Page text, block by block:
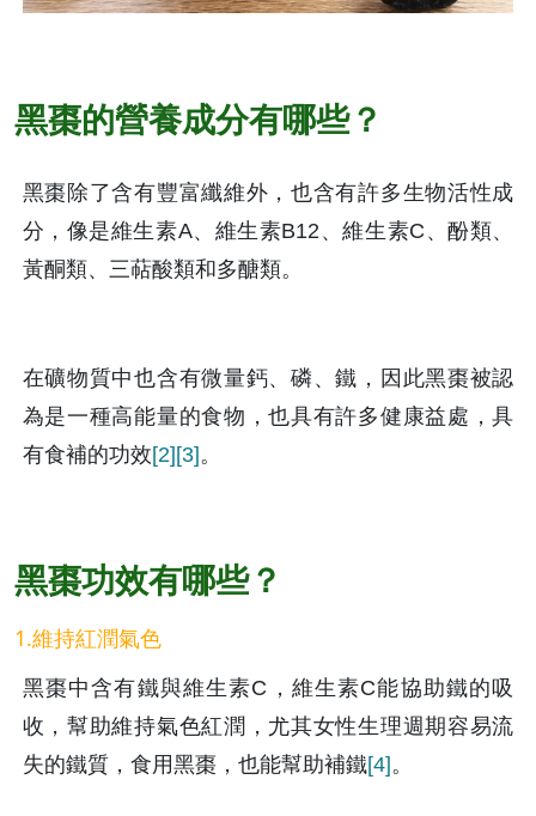
黑棗的營養成分有哪些？
黑棗除了含有豐富纖維外，也含有許多生物活性成
分，像是維生素A、維生素B12、維生素C、酚類、
黃酮類、三萜酸類和多醣類。
在礦物質中也含有微量鈣、磷、鐵，因此黑棗被認
為是一種高能量的食物，也具有許多健康益處，具
有食補的功效[2][3]。
黑棗功效有哪些？
1.維持紅潤氣色
黑棗中含有鐵與維生素C，維生素C能協助鐵的吸
收，幫助維持氣色紅潤，尤其女性生理週期容易流
失的鐵質，食用黑棗，也能幫助補鐵[4]。